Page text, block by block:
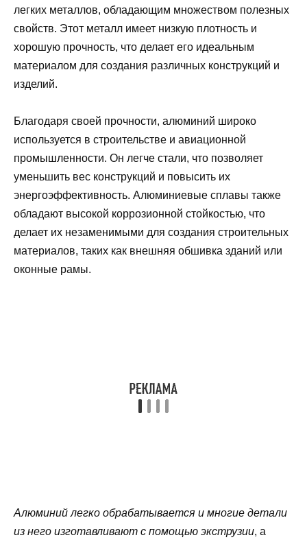
легких металлов, обладающим множеством полезных
свойств. Этот металл имеет низкую плотность и
хорошую прочность, что делает его идеальным
материалом для создания различных конструкций и
изделий.
Благодаря своей прочности, алюминий широко
используется в строительстве и авиационной
промышленности. Он легче стали, что позволяет
уменьшить вес конструкций и повысить их
энергоэффективность. Алюминиевые сплавы также
обладают высокой коррозионной стойкостью, что
делает их незаменимыми для создания строительных
материалов, таких как внешняя обшивка зданий или
оконные рамы.
Алюминий легко обрабатывается и многие детали
из него изготавливают с помощью экструзии, а